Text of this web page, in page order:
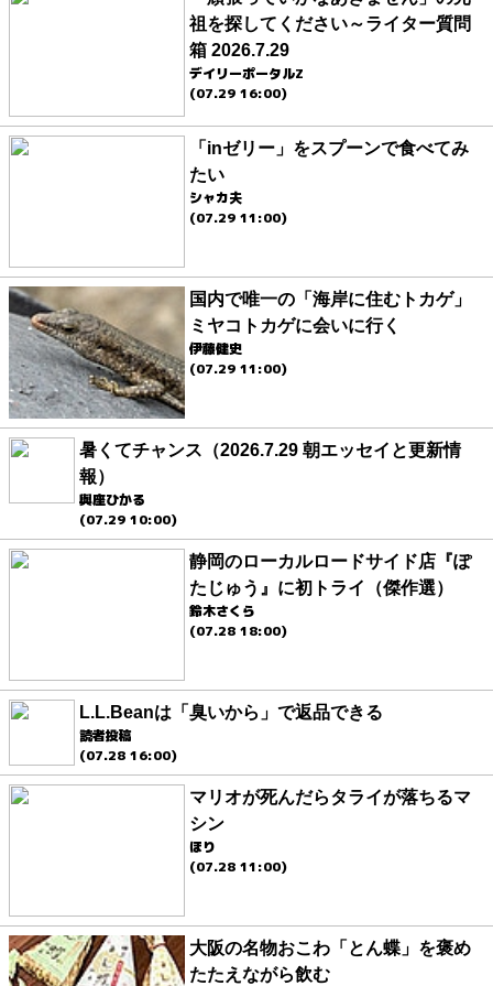
祖を探してください～ライター質問
箱 2026.7.29
デイリーポータルZ
(07.29 16:00)
「inゼリー」をスプーンで食べてみ
たい
シャカ夫
(07.29 11:00)
国内で唯一の「海岸に住むトカゲ」
ミヤコトカゲに会いに行く
伊藤健史
(07.29 11:00)
暑くてチャンス（2026.7.29 朝エッセイと更新情
報）
與座ひかる
(07.29 10:00)
静岡のローカルロードサイド店『ぽ
たじゅう』に初トライ（傑作選）
鈴木さくら
(07.28 18:00)
L.L.Beanは「臭いから」で返品できる
読者投稿
(07.28 16:00)
マリオが死んだらタライが落ちるマ
シン
ほり
(07.28 11:00)
大阪の名物おこわ「とん蝶」を褒め
たたえながら飲む